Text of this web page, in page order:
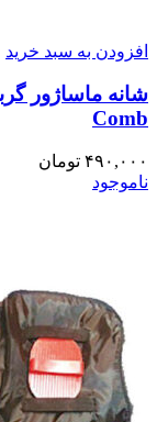
افزودن به سبد خرید
Comb
۴۹۰,۰۰۰ تومان
ناموجود